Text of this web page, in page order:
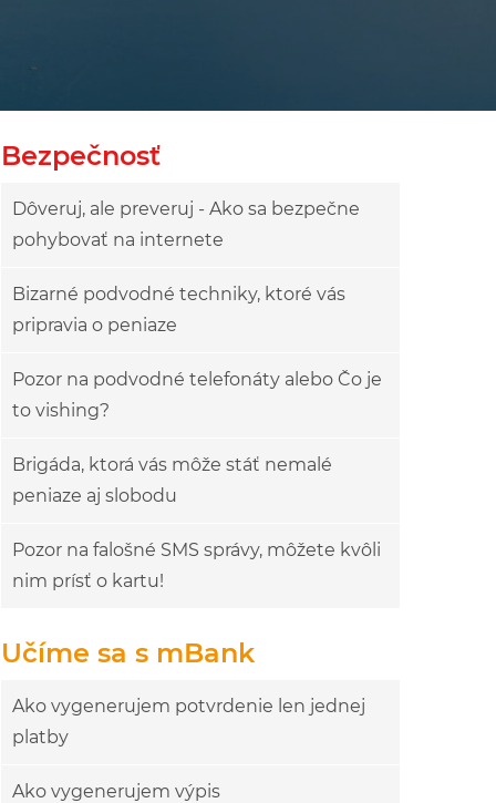
Bezpečnosť
Dôveruj, ale preveruj - Ako sa bezpečne
pohybovať na internete
Bizarné podvodné techniky, ktoré vás
pripravia o peniaze
Pozor na podvodné telefonáty alebo Čo je
to vishing?
Brigáda, ktorá vás môže stáť nemalé
peniaze aj slobodu
Pozor na falošné SMS správy, môžete kvôli
nim prísť o kartu!
Učíme sa s mBank
Ako vygenerujem potvrdenie len jednej
platby
Ako vygenerujem výpis